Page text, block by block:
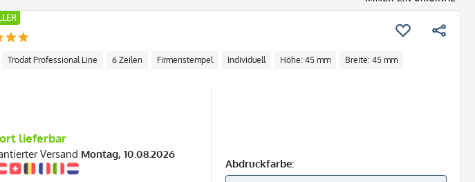
Trodat Professional Line 6 Zeilen Firmenstempel Individuell Höhe: 45 mm Breite: 45 mm
lieferbar
Versand Montag, 10.08.2026
Abdruckfarbe: